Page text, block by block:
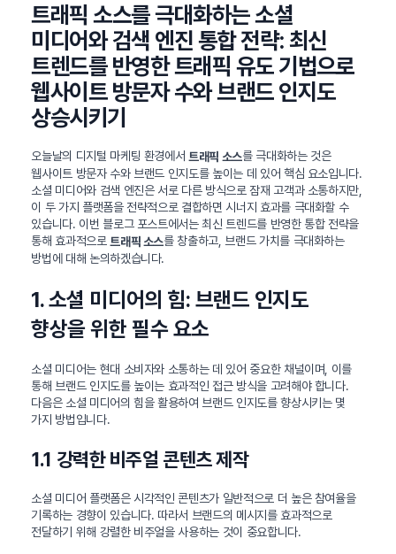
트래픽 소스를 극대화하는 소셜
미디어와 검색 엔진 통합 전략: 최신
트렌드를 반영한 트래픽 유도 기법으로
웹사이트 방문자 수와 브랜드 인지도
상승시키기
오늘날의 디지털 마케팅 환경에서 트래픽 소스를 극대화하는 것은
웹사이트 방문자 수와 브랜드 인지도를 높이는 데 있어 핵심 요소입니다.
소셜 미디어와 검색 엔진은 서로 다른 방식으로 잠재 고객과 소통하지만,
이 두 가지 플랫폼을 전략적으로 결합하면 시너지 효과를 극대화할 수
있습니다. 이번 블로그 포스트에서는 최신 트렌드를 반영한 통합 전략을
통해 효과적으로 트래픽 소스를 창출하고, 브랜드 가치를 극대화하는
방법에 대해 논의하겠습니다.
1. 소셜 미디어의 힘: 브랜드 인지도
향상을 위한 필수 요소
소셜 미디어는 현대 소비자와 소통하는 데 있어 중요한 채널이며, 이를
통해 브랜드 인지도를 높이는 효과적인 접근 방식을 고려해야 합니다.
다음은 소셜 미디어의 힘을 활용하여 브랜드 인지도를 향상시키는 몇
가지 방법입니다.
1.1 강력한 비주얼 콘텐츠 제작
소셜 미디어 플랫폼은 시각적인 콘텐츠가 일반적으로 더 높은 참여율을
기록하는 경향이 있습니다. 따라서 브랜드의 메시지를 효과적으로
전달하기 위해 강렬한 비주얼을 사용하는 것이 중요합니다.